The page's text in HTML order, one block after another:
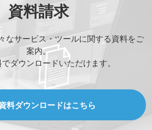
資料請求
なサービス・ツールに関する資料をご
案内。
ダウンロードいただけます。
料ダウンロードはこちら